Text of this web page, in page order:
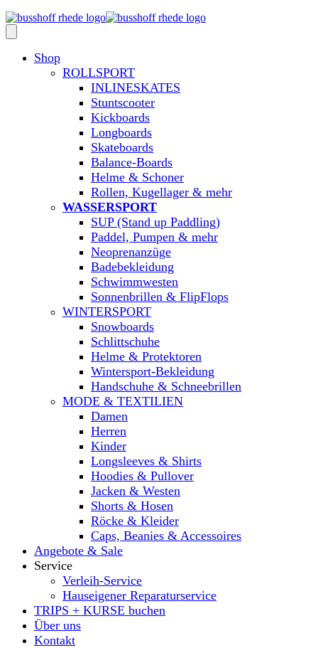
Shop
ROLLSPORT
INLINESKATES
Stuntscooter
Kickboards
Longboards
Skateboards
Balance-Boards
Helme & Schoner
Rollen, Kugellager & mehr
WASSERSPORT
SUP (Stand up Paddling)
Paddel, Pumpen & mehr
Neoprenanzüge
Badebekleidung
Schwimmwesten
Sonnenbrillen & FlipFlops
WINTERSPORT
Snowboards
Schlittschuhe
Helme & Protektoren
Wintersport-Bekleidung
Handschuhe & Schneebrillen
MODE & TEXTILIEN
Damen
Herren
Kinder
Longsleeves & Shirts
Hoodies & Pullover
Jacken & Westen
Shorts & Hosen
Röcke & Kleider
Caps, Beanies & Accessoires
Angebote & Sale
Service
Verleih-Service
Hauseigener Reparaturservice
TRIPS + KURSE buchen
Über uns
Kontakt